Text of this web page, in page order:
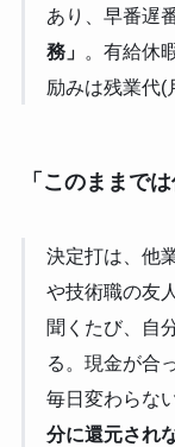
あり、早番遅
務」 。有給休
励みは残業代(
「このままで
決定打は、他
や技術職の友
聞くたび、自
る。現金が合
毎日変わらな
分に還元され